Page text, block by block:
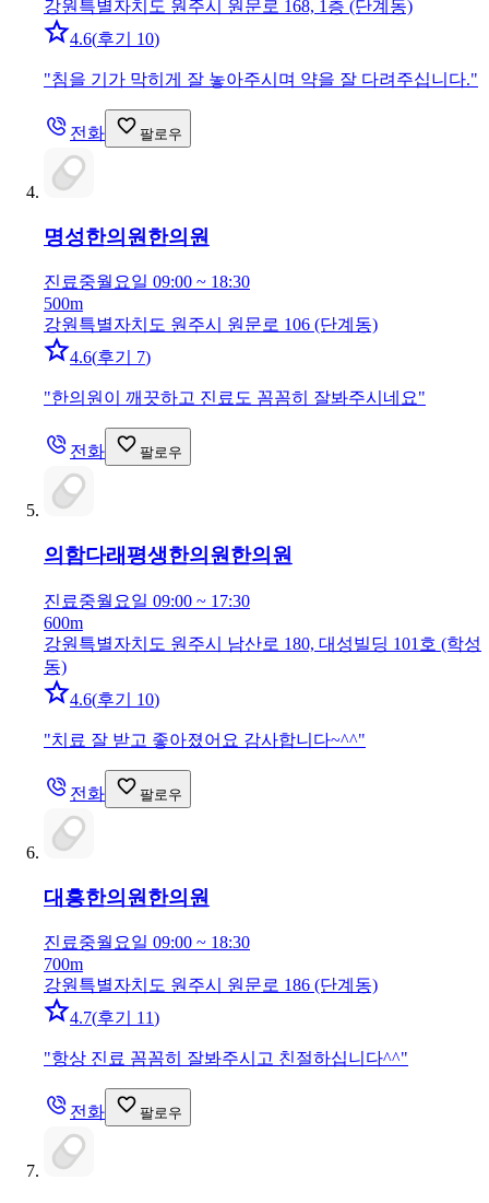
강원특별자치도 원주시 원문로 168, 1층 (단계동)
4.6(후기 10)
"침을 기가 막히게 잘 놓아주시며 약을 잘 다려주십니다."
전화 팔로우
명성한의원 한의원
진료중월요일 09:00 ~ 18:30
500m
강원특별자치도 원주시 원문로 106 (단계동)
4.6(후기 7)
"한의원이 깨끗하고 진료도 꼼꼼히 잘봐주시네요"
전화 팔로우
의함다래평생한의원 한의원
진료중월요일 09:00 ~ 17:30
600m
강원특별자치도 원주시 남산로 180, 대성빌딩 101호 (학성
동)
4.6(후기 10)
"치료 잘 받고 좋아졌어요 감사합니다~^^"
전화 팔로우
대흥한의원 한의원
진료중월요일 09:00 ~ 18:30
700m
강원특별자치도 원주시 원문로 186 (단계동)
4.7(후기 11)
"항상 진료 꼼꼼히 잘봐주시고 친절하십니다^^"
전화 팔로우